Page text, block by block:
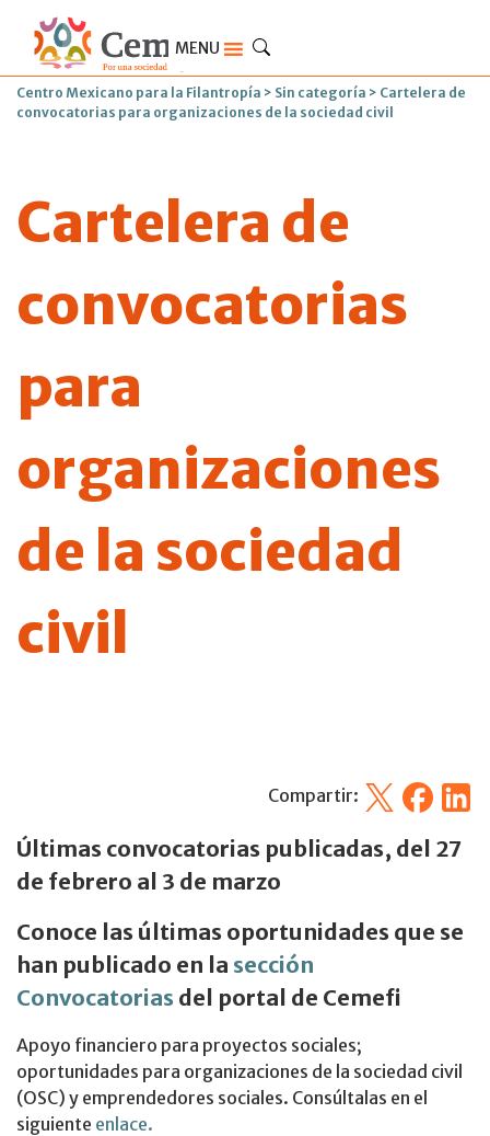
MENU
Centro Mexicano para la Filantropía > Sin categoría > Cartelera de
convocatorias para organizaciones de la sociedad civil
Cartelera de
convocatorias
para
organizaciones
de la sociedad
civil
Compartir: X Facebook
Últimas convocatorias publicadas, del 27
de febrero al 3 de marzo
Conoce las últimas oportunidades que se
han publicado en la sección
Convocatorias del portal de Cemefi
Apoyo financiero para proyectos sociales;
oportunidades para organizaciones de la sociedad civil
(OSC) y emprendedores sociales. Consúltalas en el
siguiente enlace.